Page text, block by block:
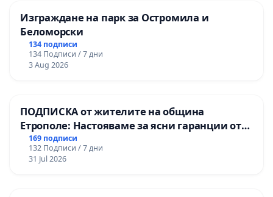
Изграждане на парк за Остромила и
Беломорски
134 подписи
134 Подписи / 7 дни
3 Aug 2026
ПОДПИСКА от жителите на община
Етрополе: Настояваме за ясни гаранции от
“Елаците-МЕД” АД и от държавата, че ще се
изпълнят всички екологични норми!
169 подписи
132 Подписи / 7 дни
31 Jul 2026